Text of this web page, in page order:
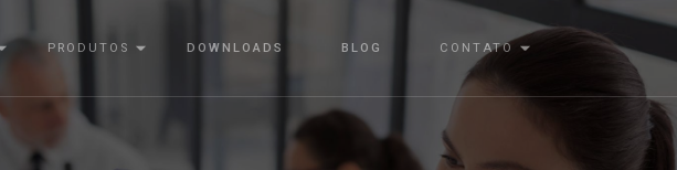
PRODUTOS DOWNLOADS BLOG CONTATO